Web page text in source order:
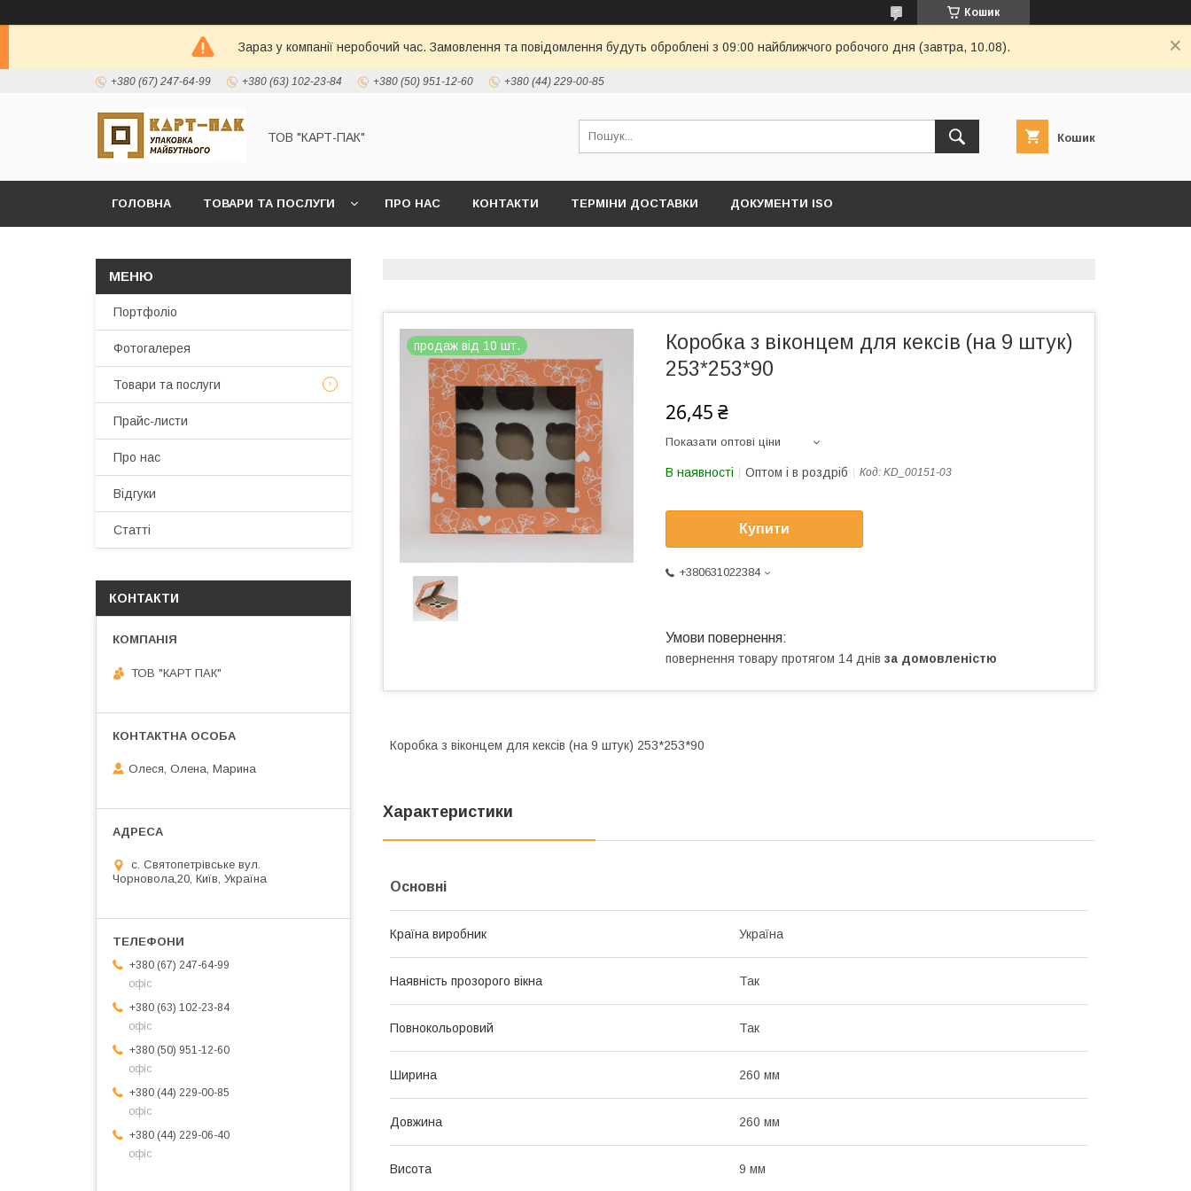
Кошик
Зараз у компанії неробочий час. Замовлення та повідомлення будуть оброблені з 09:00 найближчого робочого дня (завтра, 10.08).
+380 (67) 247-64-99 +380 (63) 102-23-84 +380 (50) 951-12-60 +380 (44) 229-00-85
ТОВ "КАРТ-ПАК" Кошик
ГОЛОВНА ТОВАРИ ТА ПОСЛУГИ ПРО НАС КОНТАКТИ ТЕРМІНИ ДОСТАВКИ ДОКУМЕНТИ ISO
продаж від 10 шт.
Коробка з віконцем для кексів (на 9 штук)
253*253*90
26,45 ₴
Показати оптові ціни
В наявності Оптом і в роздріб Код: KD_00151-03
Купити
+380631022384
повернення товару протягом 14 днів за домовленістю
Коробка з віконцем для кексів (на 9 штук) 253*253*90
Характеристики
Основні
Країна виробник Україна
Наявність прозорого вікна Так
Повнокольоровий Так
Ширина 260 мм
Довжина 260 мм
Висота 9 мм
Портфоліо
Фотогалерея
Товари та послуги
Прайс-листи
Про нас
Відгуки
Статті
КОНТАКТИ
ТОВ "КАРТ ПАК"
Олеся, Олена, Марина
с. Святопетрівське вул.
Чорновола,20, Київ, Україна
+380 (67) 247-64-99
офіс
+380 (63) 102-23-84
офіс
+380 (50) 951-12-60
офіс
+380 (44) 229-00-85
офіс
+380 (44) 229-06-40
офіс